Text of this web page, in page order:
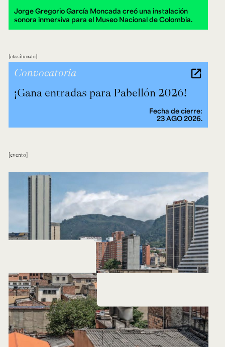
Jorge Gregorio García Moncada creó una instalación
sonora inmersiva para el Museo Nacional de Colombia.
clasificado
¡Gana entradas para Pabellón 2026!
Convocatoria
Fecha de cierre:
23 AGO 2026.
evento